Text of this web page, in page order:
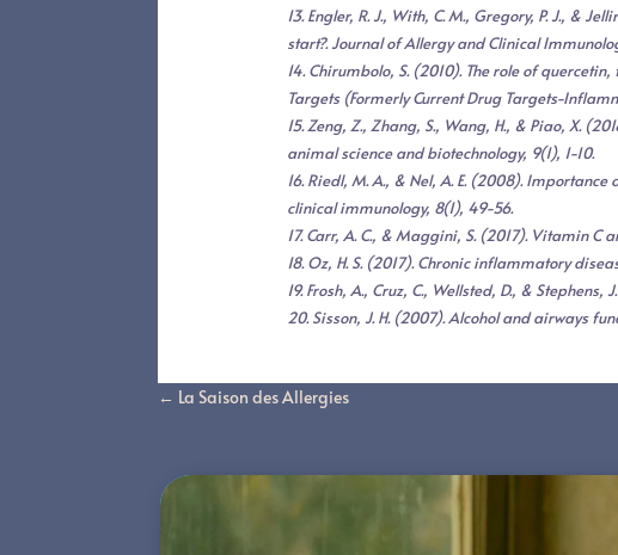
13. Engler, R. J., With, C. M., Gregory, P. J., &
start?. Journal of Allergy and Clinical
14. Chirumbolo, S. (2010). The role of
Targets (Formerly Current Drug Targets-
15. Zeng, Z., Zhang, S., Wang, H., & Piao, X.
animal science and biotechnology, 9(1), 1-10.
16. Riedl, M. A., & Nel, A. E. (2008).
clinical immunology, 8(1), 49-56.
17. Carr, A. C., & Maggini, S. (2017). Vitamin C
18. Oz, H. S. (2017). Chronic inflammatory
19. Frosh, A., Cruz, C., Wellsted, D., &
20. Sisson, J. H. (2007). Alcohol and airways
← La Saison des Allergies